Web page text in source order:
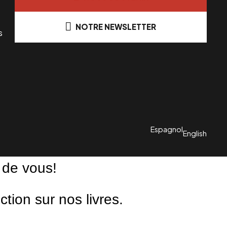
NOTRE NEWSLETTER
EspagnolEnglish
vous!
sur nos livres.